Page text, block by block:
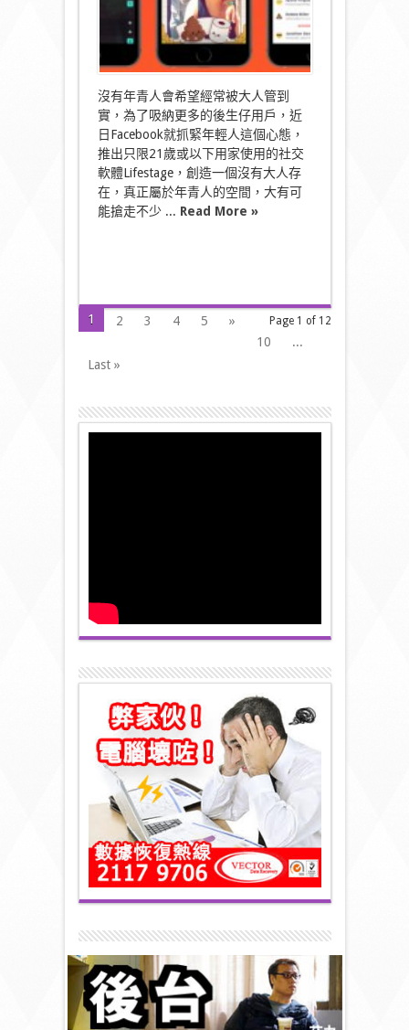
無
份
玩〉
沒有年青人會希望經常被大人管到
實，為了吸納更多的後生仔用戶，近
日Facebook就抓緊年輕人這個心態，
推出只限21歲或以下用家使用的社交
軟體Lifestage，創造一個沒有大人存
在，真正屬於年青人的空間，大有可
能搶走不少 ... Read More »
Page 1 of 12
1 2 3 4 5
»
10
...
Last »